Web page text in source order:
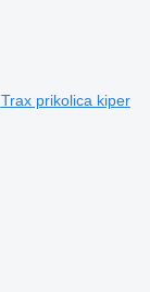
Trax prikolica kiper